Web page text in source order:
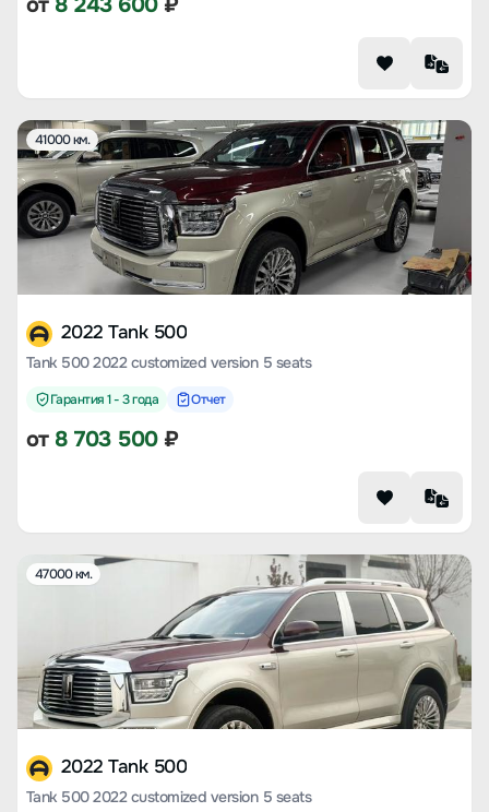
41000 км.
2022 Tank 500
Tank 500 2022 customized version 5 seats
Гарантия 1 - 3 года Отчет
от 8 703 500₽
47000 км.
2022 Tank 500
Tank 500 2022 customized version 5 seats